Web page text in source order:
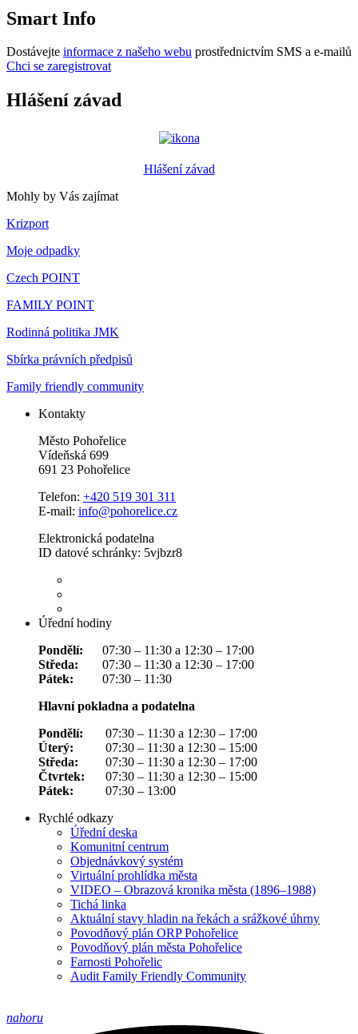
Smart Info
Dostávejte informace z našeho webu prostřednictvím SMS a e-mailů
Chci se zaregistrovat
Hlášení závad
Hlášení závad
Mohly by Vás zajímat
Krizport
Moje odpadky
Czech POINT
FAMILY POINT
Rodinná politika JMK
Sbírka právních předpisů
Family friendly community
Kontakty
Město Pohořelice
Vídeňská 699
691 23 Pohořelice
Telefon: +420 519 301 311
E-mail: info@pohorelice.cz
Elektronická podatelna
ID datové schránky: 5vjbzr8
Úřední hodiny
Pondělí:
07:30 – 11:30 a 12:30 – 17:00
Středa:
07:30 – 11:30 a 12:30 – 17:00
Pátek:
07:30 – 11:30
Hlavní pokladna a podatelna
Pondělí:
07:30 – 11:30 a 12:30 – 17:00
Úterý:
07:30 – 11:30 a 12:30 – 15:00
Středa:
07:30 – 11:30 a 12:30 – 17:00
Čtvrtek:
07:30 – 11:30 a 12:30 – 15:00
Pátek:
07:30 – 13:00
Rychlé odkazy
Úřední deska
Komunitní centrum
Objednávkový systém
Virtuální prohlídka města
VIDEO – Obrazová kronika města (1896–1988)
Tichá linka
Aktuální stavy hladin na řekách a srážkové úhrny
Povodňový plán ORP Pohořelice
Povodňový plán města Pohořelice
Farnosti Pohořelic
Audit Family Friendly Community
nahoru